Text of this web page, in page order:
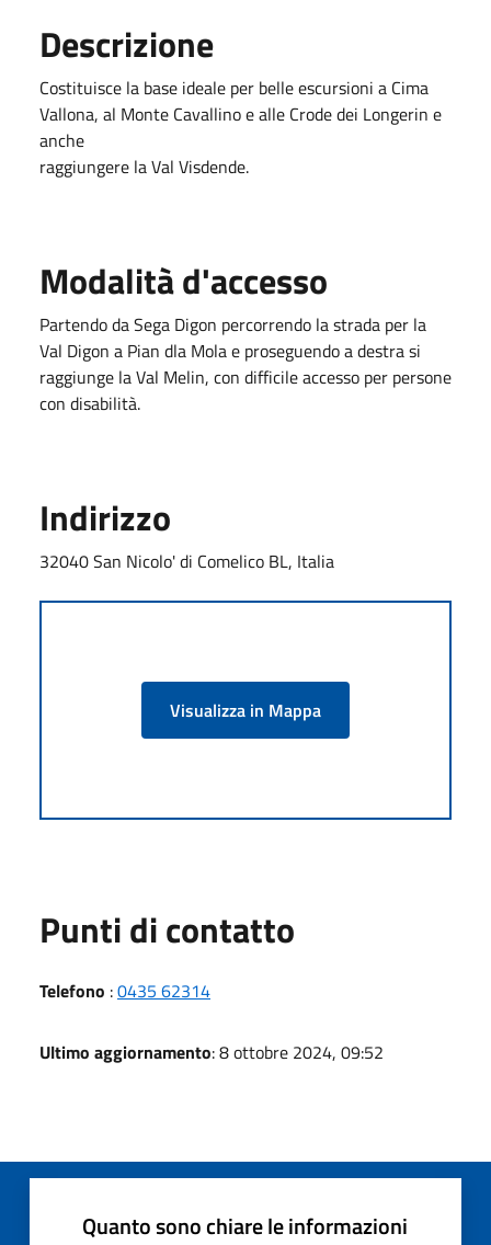
Descrizione
Costituisce la base ideale per belle escursioni a Cima
Vallona, al Monte Cavallino e alle Crode dei Longerin e
anche
raggiungere la Val Visdende.
Modalità d'accesso
Partendo da Sega Digon percorrendo la strada per la
Val Digon a Pian dla Mola e proseguendo a destra si
raggiunge la Val Melin, con difficile accesso per persone
con disabilità.
Indirizzo
32040 San Nicolo' di Comelico BL, Italia
Visualizza in Mappa
Punti di contatto
Telefono :0435 62314
Ultimo aggiornamento: 8 ottobre 2024, 09:52
Quanto sono chiare le informazioni